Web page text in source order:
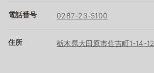
電話番号 0287-23-5100
住所 栃木県大田原市住吉町1-14-12